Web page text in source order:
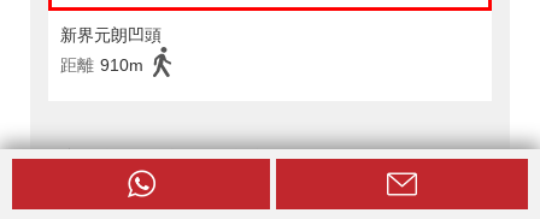
新界元朗凹頭
距離 910m
雍翠豪園附近的配套設施
PARKNSHOP - 金馬大廈